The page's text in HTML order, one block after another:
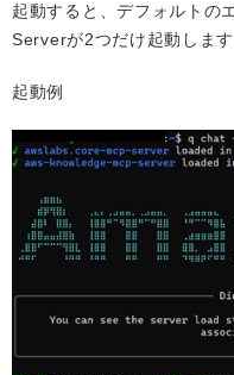
起動すると、デフォルトの
Serverが2つだけ起動します
起動例